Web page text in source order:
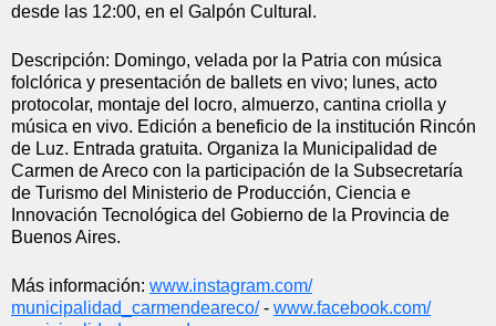
desde las 12:00, en el Galpón Cultural.
Descripción: Domingo, velada por la Patria con música
folclórica y presentación de ballets en vivo; lunes, acto
protocolar, montaje del locro, almuerzo, cantina criolla y
música en vivo. Edición a beneficio de la institución Rincón
de Luz. Entrada gratuita. Organiza la Municipalidad de
Carmen de Areco con la participación de la Subsecretaría
de Turismo del Ministerio de Producción, Ciencia e
Innovación Tecnológica del Gobierno de la Provincia de
Buenos Aires.
Más información: www.instagram.com/
municipalidad_carmendeareco/ - www.facebook.com/